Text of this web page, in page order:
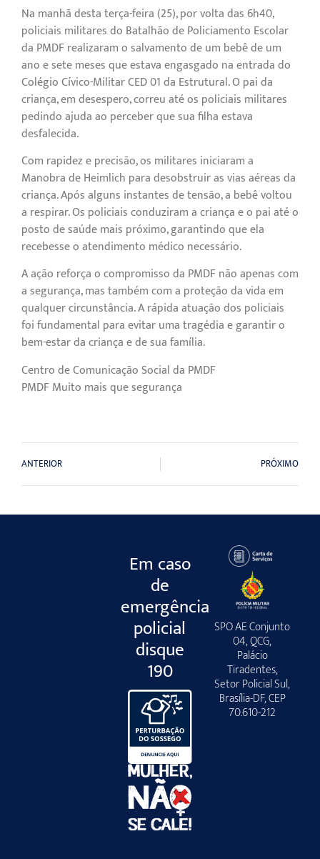
Na manhã desta terça-feira (25), por volta das 6h40,
policiais militares do Batalhão de Policiamento Escolar
da PMDF realizaram o salvamento de um bebê de um
ano e sete meses que estava engasgado na entrada do
Colégio Cívico-Militar CED 01 da Estrutural. O pai da
criança, em desespero, correu até os policiais militares
pedindo ajuda ao perceber que sua filha estava
desfalecida.
Com rapidez e precisão, os militares iniciaram a
Manobra de Heimlich para desobstruir as vias aéreas da
criança. Após alguns instantes de tensão, a bebê voltou
a respirar. Os policiais conduziram a criança e o pai até o
posto de saúde mais próximo, garantindo que ela
recebesse o atendimento médico necessário.
A ação reforça o compromisso da PMDF não apenas com
a segurança, mas também com a proteção da vida em
qualquer circunstância. A rápida atuação dos policiais
foi fundamental para evitar uma tragédia e garantir o
bem-estar da criança e de sua família.
Centro de Comunicação Social da PMDF
PMDF Muito mais que segurança
ANTERIOR PRÓXIMO
Em caso
de
emergência
policial
disque
190
SPO AE Conjunto
04, QCG,
Palácio
Tiradentes,
Setor Policial Sul,
Brasília-DF, CEP
70.610-212